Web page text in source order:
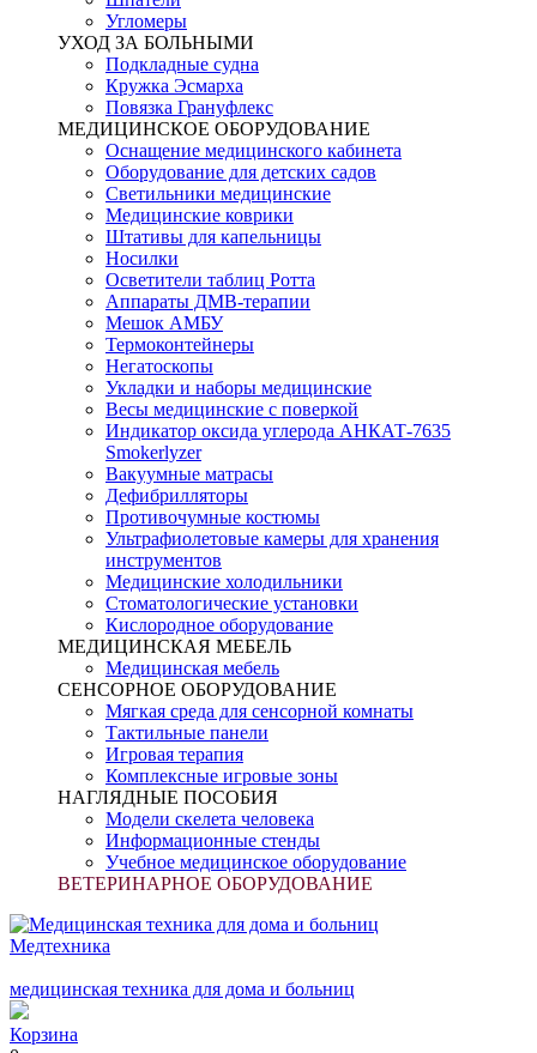
Угломеры
УХОД ЗА БОЛЬНЫМИ
Подкладные судна
Кружка Эсмарха
Повязка Грануфлекс
МЕДИЦИНСКОЕ ОБОРУДОВАНИЕ
Оснащение медицинского кабинета
Оборудование для детских садов
Светильники медицинские
Медицинские коврики
Штативы для капельницы
Носилки
Осветители таблиц Ротта
Аппараты ДМВ-терапии
Мешок АМБУ
Термоконтейнеры
Негатоскопы
Укладки и наборы медицинские
Весы медицинские с поверкой
Индикатор оксида углерода АНКАТ-7635
Smokerlyzer
Вакуумные матрасы
Дефибрилляторы
Противочумные костюмы
Ультрафиолетовые камеры для хранения
инструментов
Медицинские холодильники
Стоматологические установки
Кислородное оборудование
МЕДИЦИНСКАЯ МЕБЕЛЬ
Медицинская мебель
СЕНСОРНОЕ ОБОРУДОВАНИЕ
Мягкая среда для сенсорной комнаты
Тактильные панели
Игровая терапия
Комплексные игровые зоны
НАГЛЯДНЫЕ ПОСОБИЯ
Модели скелета человека
Информационные стенды
Учебное медицинское оборудование
ВЕТЕРИНАРНОЕ ОБОРУДОВАНИЕ
Медтехника
медицинская техника для дома и больниц
Корзина